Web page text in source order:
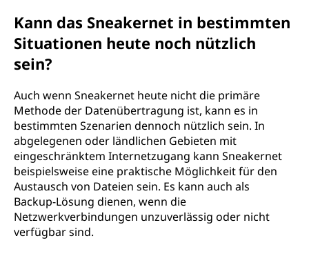
Kann das Sneakernet in bestimmten
Situationen heute noch nützlich
sein?
Auch wenn Sneakernet heute nicht die primäre
Methode der Datenübertragung ist, kann es in
bestimmten Szenarien dennoch nützlich sein. In
abgelegenen oder ländlichen Gebieten mit
eingeschränktem Internetzugang kann Sneakernet
beispielsweise eine praktische Möglichkeit für den
Austausch von Dateien sein. Es kann auch als
Backup-Lösung dienen, wenn die
Netzwerkverbindungen unzuverlässig oder nicht
verfügbar sind.